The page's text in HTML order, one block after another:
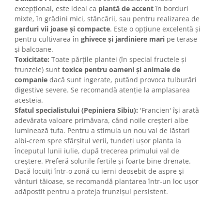
excepțional, este ideal ca plantă de accentîn borduri
mixte, în grădini mici, stâncării, sau pentru realizarea de
garduri vii joase și compacte. Este o opțiune excelentă și
pentru cultivarea în ghivece și jardiniere mari pe terase
și balcoane.
Toxicitate: Toate părțile plantei (în special fructele și
frunzele) sunt toxice pentru oameni și animale de
companie dacă sunt ingerate, putând provoca tulburări
digestive severe. Se recomandă atenție la amplasarea
acesteia.
Sfatul specialistului (Pepiniera Sibiu): 'Francien' își arată
adevărata valoare primăvara, când noile creșteri albe
luminează tufa. Pentru a stimula un nou val de lăstari
albi-crem spre sfârșitul verii, tundeți ușor planta la
începutul lunii iulie, după trecerea primului val de
creștere. Preferă solurile fertile și foarte bine drenate.
Dacă locuiți într-o zonă cu ierni deosebit de aspre și
vânturi tăioase, se recomandă plantarea într-un loc ușor
adăpostit pentru a proteja frunzișul persistent.